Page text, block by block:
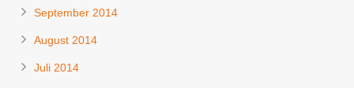
September 2014
August 2014
Juli 2014